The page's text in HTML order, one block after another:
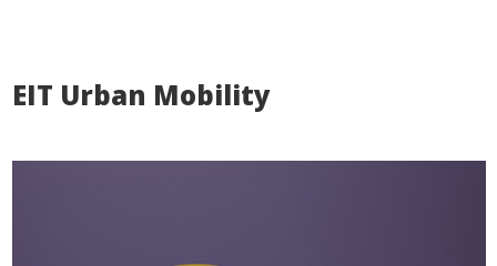
EIT Urban Mobility